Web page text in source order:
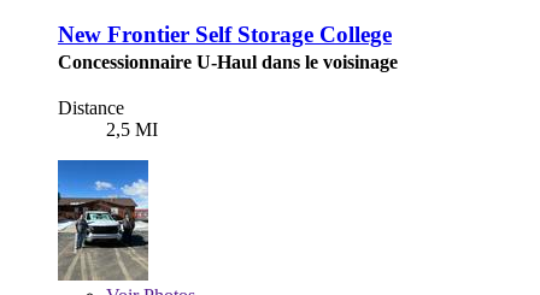
New Frontier Self Storage College
Concessionnaire U-Haul dans le voisinage
Distance
2,5 MI